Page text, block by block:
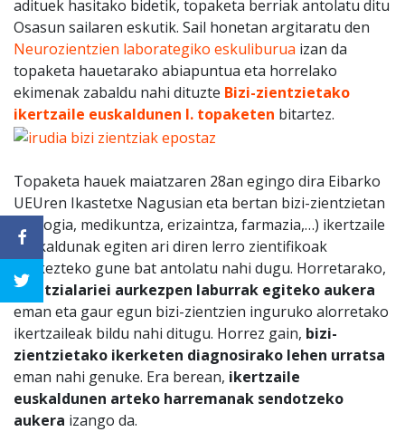
adituek hasitako bidetik, topaketa berriak antolatu ditu
Osasun sailaren eskutik. Sail honetan argitaratu den
Neurozientzien laborategiko eskuliburua izan da
topaketa hauetarako abiapuntua eta horrelako
ekimenak zabaldu nahi dituzte Bizi-zientzietako
ikertzaile euskaldunen I. topaketen bitartez.
Topaketa hauek maiatzaren 28an egingo dira Eibarko
UEUren Ikastetxe Nagusian eta bertan bizi-zientzietan
(biologia, medikuntza, erizaintza, farmazia,…) ikertzaile
euskaldunak egiten ari diren lerro zientifikoak
aurkezteko gune bat antolatu nahi dugu. Horretarako,
zientzialariei aurkezpen laburrak egiteko aukera
eman eta gaur egun bizi-zientzien inguruko alorretako
ikertzaileak bildu nahi ditugu. Horrez gain, bizi-
zientzietako ikerketen diagnosirako lehen urratsa
eman nahi genuke. Era berean, ikertzaile
euskaldunen arteko harremanak sendotzeko
aukera izango da.